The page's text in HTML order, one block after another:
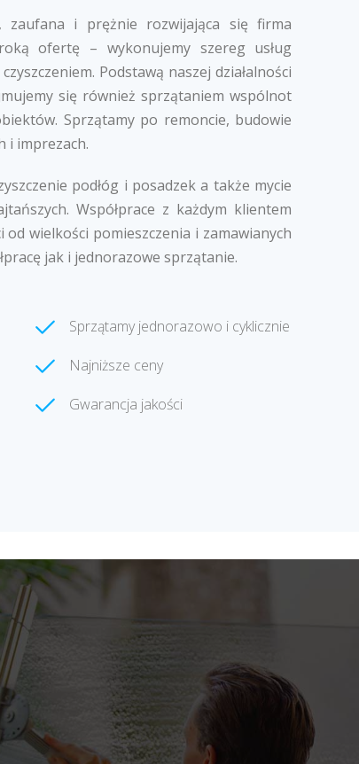
zaufana i prężnie rozwijająca się firma
ofertę – wykonujemy szereg usług
Podstawą naszej działalności
się również sprzątaniem wspólnot
Sprzątamy po remoncie, budowie
i imprezach.
podłóg i posadzek a także mycie
Współprace z każdym klientem
wielkości pomieszczenia i zamawianych
jak i jednorazowe sprzątanie.
Sprzątamy jednorazowo i cyklicznie
Najniższe ceny
Gwarancja jakości